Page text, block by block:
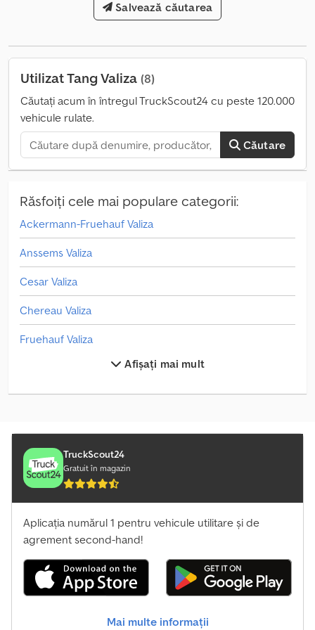
2.480 mm, înălțime spațiu de încărcare:
volumul spațiului de încărcare:54 m³, suspensie:
Dotări:ABS, * Frână cu tambur * Axe SAF * Timon extensibil *
Ibjfx Alajck Ne rezervăm dreptul la erori.
Salvează căutarea
Utilizat Tang Valiza (8)
Căutați acum în întregul TruckScout24 cu peste 120.000
vehicule rulate.
Căutare
Răsfoiți cele mai populare categorii:
Ackermann-Fruehauf Valiza
Anssems Valiza
Cesar Valiza
Chereau Valiza
Fruehauf Valiza
Hendricks Valiza
Hfr Valiza
Hoffmann Valiza
Konj Svobode Valiza
Leci Valiza
Lemon Valiza
Afișați mai mult
TruckScout24
Gratuit în magazin
Aplicația numărul 1 pentru vehicule utilitare și de
agrement second-hand!
Mai multe informații